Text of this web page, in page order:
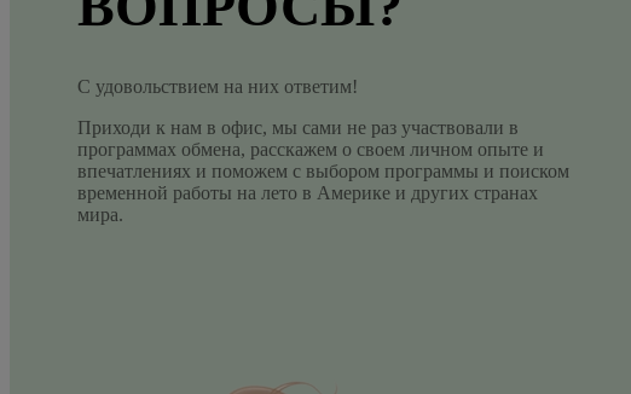
С удовольствием на них ответим!
Приходи к нам в офис, мы сами не раз участвовали в
программах обмена, расскажем о своем личном опыте и
впечатлениях и поможем с выбором программы и поиском
временной работы на лето в Америке и других странах
мира.